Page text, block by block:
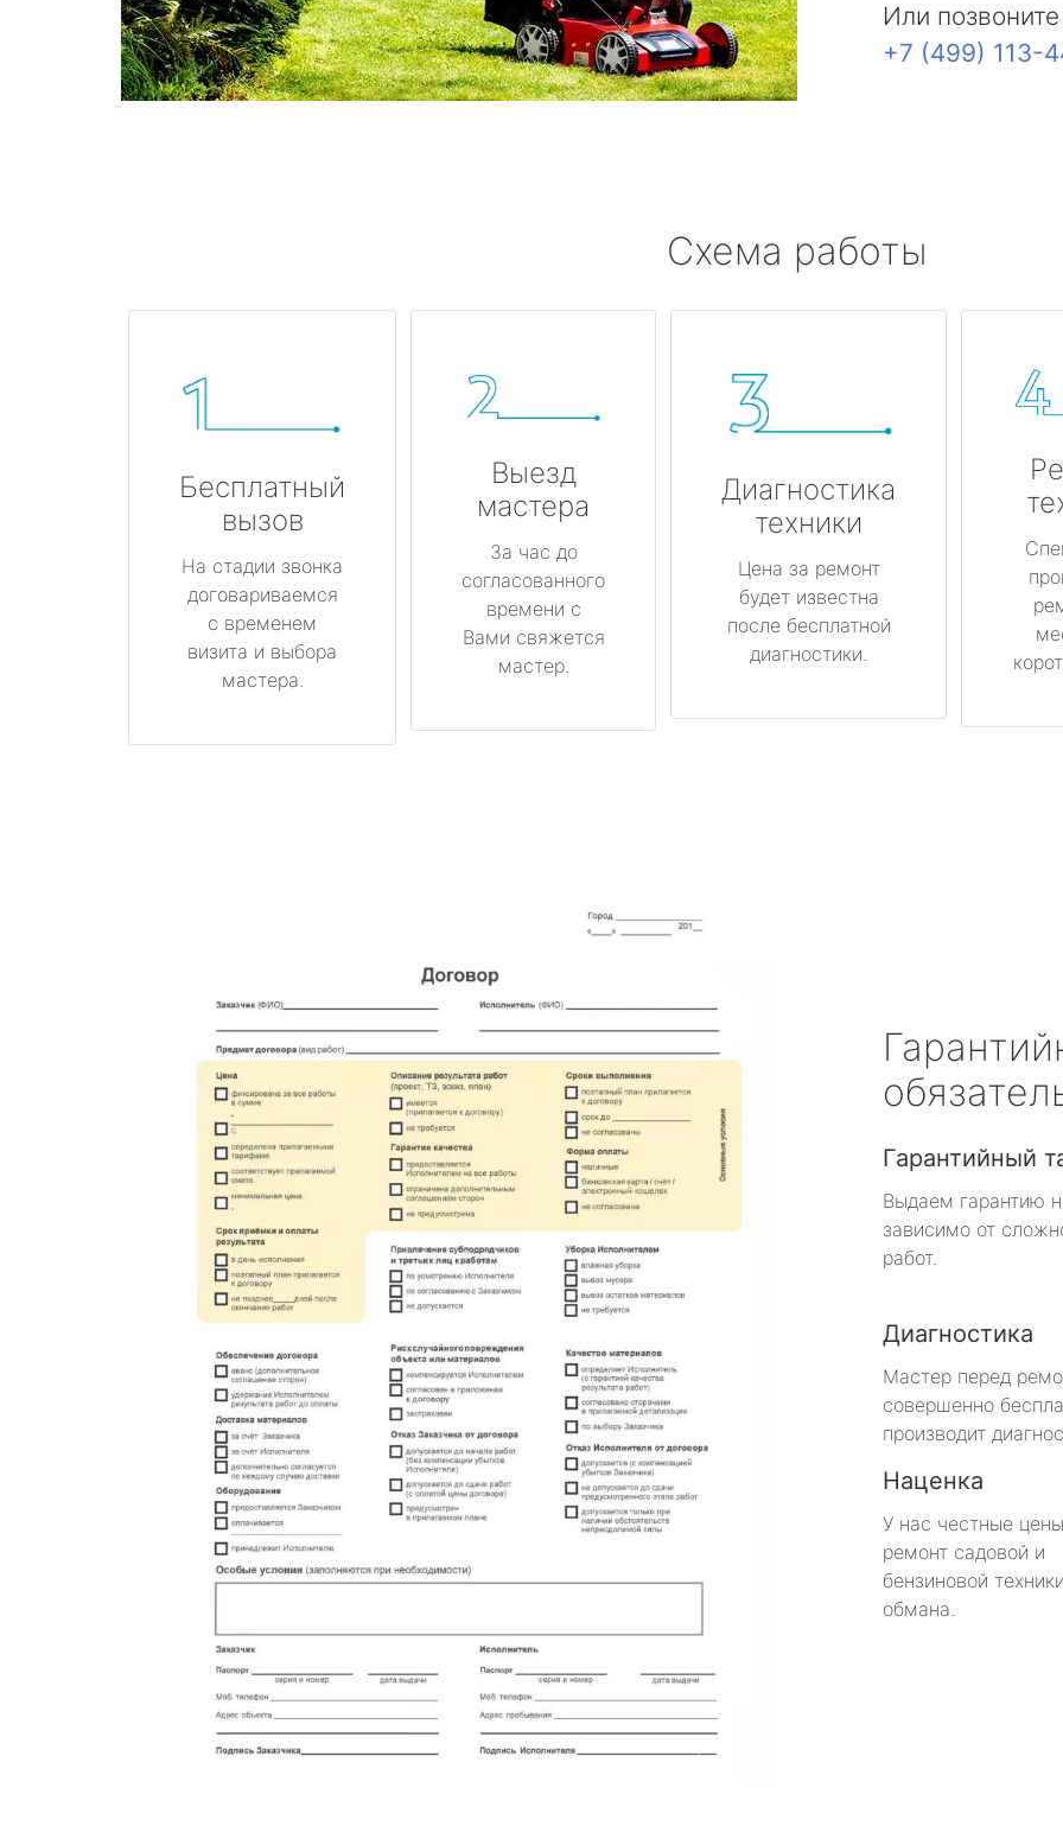
Или
+7 (499) 113-
Схема работы
Бесплатный
вызов
На стадии звонка
договариваемся
с временем
визита и выбора
мастера.
Выезд
мастера
За час до
согласованного
времени с
Вами свяжется
мастер.
Диагностика
техники
Цена за ремонт
будет известна
после бесплатной
диагностики.
Гарантийный
Выдаем гарантию
зависимо от
работ.
Диагностика
Мастер перед
совершенно
производит
Наценка
У нас честные
ремонт садовой и
бензиновой
обмана.